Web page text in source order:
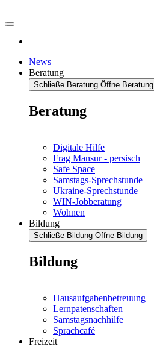
News
Beratung
Schließe Beratung Öffne Beratung
Beratung
Digitale Hilfe
Frag Mansur - persisch
Safe Space
Samstags-Sprechstunde
Ukraine-Sprechstunde
WIN-Jobberatung
Wohnen
Bildung
Schließe Bildung Öffne Bildung
Bildung
Hausaufgabenbetreuung
Lernpatenschaften
Samstagsnachhilfe
Sprachcafé
Freizeit